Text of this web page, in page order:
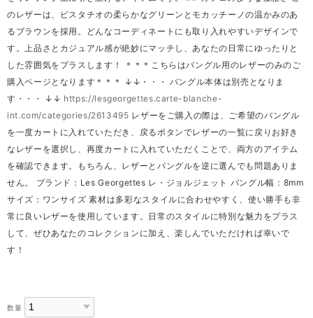
のレザーは、ピスタチオの柔らかなグリーンとモカッチーノの温かみのあ
るブラウンを採用。どんなコーディネートにも取り入れやすいデザインで
す。上品さとカジュアル感が絶妙にマッチし、あなたの日常にゆったりと
した雰囲気をプラスします！ ＊＊＊こちらはバングル用のレザーのみのご
購入ページとなります＊＊＊ ↓↓・・・ バングル本体は別売となりま
す・・・ ↓↓ https://lesgeorgettes.carte-blanche-
int.com/categories/2613495 レザーをご購入の際は、ご希望のバングル
を一度カートに入れていただき、戻るボタンでレザーの一覧に戻りお好き
なレザーを選択し、再度カートに入れていただくことで、両方のアイテム
を確認できます。もちろん、レザーとバングルを逆に選んでも問題ありま
せん。 ブランド：Les Georgettes レ・ジョルジェット バングル幅：8mm
サイズ：ワンサイズ 素材は多彩なスタイルに合わせやすく、使い勝手も非
常に良いレザーを使用しています。日常のスタイルに特別な魅力をプラス
して、ぜひあなたのコレクションに加え、楽しんでいただければ幸いで
す！
数量